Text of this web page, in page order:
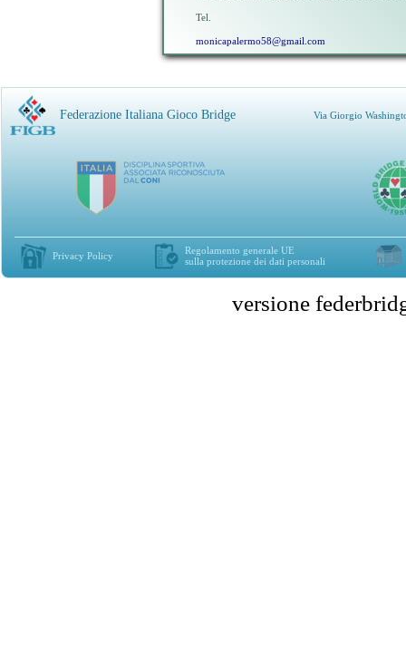
Tel.
monicapalermo58@gmail.com
Federazione Italiana Gioco Bridge Via Giorgio
Privacy Policy
Regolamento generale UE
sulla protezione dei dati personali
versione